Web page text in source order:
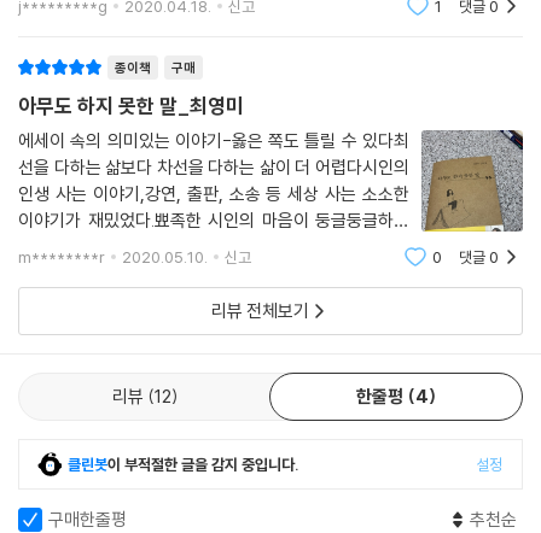
거운 분노와 슬픔, 출렁이던 기쁨의 순간들을 기록한…… 시시하고 소소하
―[작가의 말] 중에서
이 웃어요 최
j*********g 2020.04.18. 신고 1 댓글0
종이책 구매
아무도 하지 못한 말_최영미
에세이 속의 의미있는 이야기-옳은 쪽도 틀릴 수 있다최
선을 다하는 삶보다 차선을 다하는 삶이 더 어렵다시인의
인생 사는 이야기,강연, 출판, 소송 등 세상 사는 소소한
이야기가 재밌었다.뾰족한 시인의 마음이 둥글둥글하게
깎이며 수용하는 과정들이 왠지 모를 감동으로 다가온다.
m********r 2020.05.10. 신고 0 댓글0
리뷰 전체보기
리뷰 12 한줄평 4
클린봇이 부적절한 글을 감지 중입니다. 설정
구매한줄평 추천순